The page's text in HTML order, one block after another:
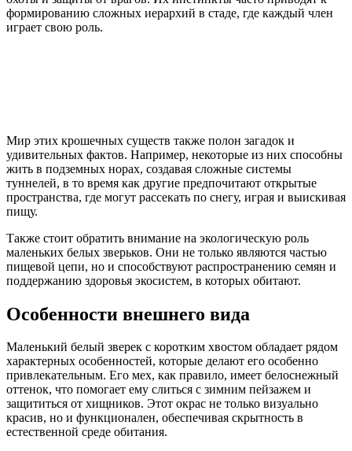
формированию сложных иерархий в стаде, где каждый член
играет свою роль.
Мир этих крошечных существ также полон загадок и
удивительных фактов. Например, некоторые из них способны
жить в подземных норах, создавая сложные системы
туннелей, в то время как другие предпочитают открытые
пространства, где могут рассекать по снегу, играя и выискивая
пищу.
Также стоит обратить внимание на экологическую роль
маленьких белых зверьков. Они не только являются частью
пищевой цепи, но и способствуют распространению семян и
поддержанию здоровья экосистем, в которых обитают.
Особенности внешнего вида
Маленький белый зверек с коротким хвостом обладает рядом
характерных особенностей, которые делают его особенно
привлекательным. Его мех, как правило, имеет белоснежный
оттенок, что помогает ему слиться с зимним пейзажем и
защититься от хищников. Этот окрас не только визуально
красив, но и функционален, обеспечивая скрытность в
естественной среде обитания.